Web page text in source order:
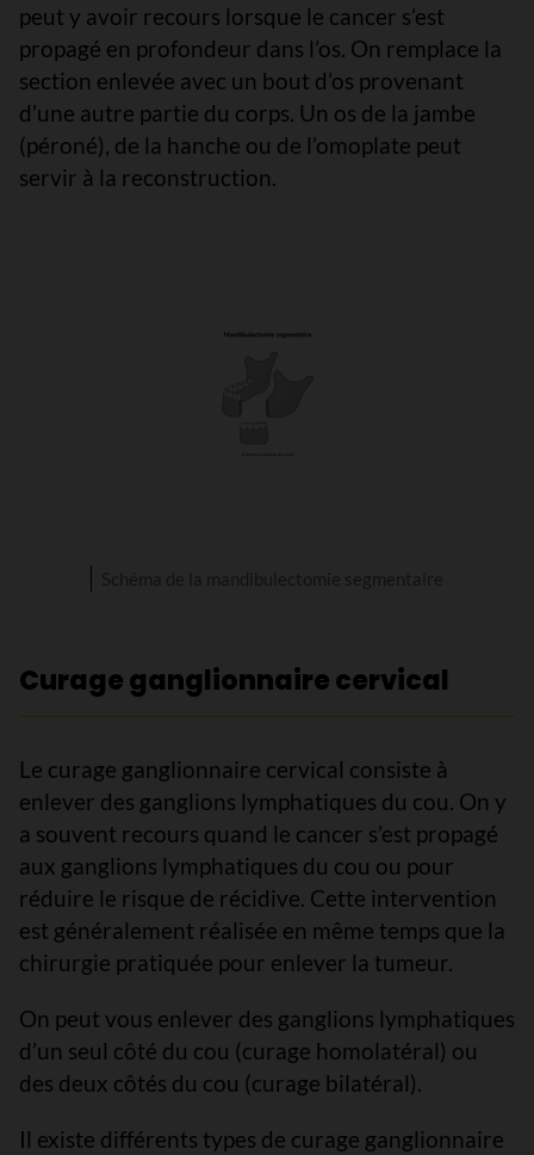
peut y avoir recours lorsque le cancer s’est
propagé en profondeur dans l’os. On remplace la
section enlevée avec un bout d’os provenant
d’une autre partie du corps. Un os de la jambe
(péroné), de la hanche ou de l’omoplate peut
servir à la reconstruction.
Curage ganglionnaire cervical
Le curage ganglionnaire cervical consiste à
enlever des ganglions lymphatiques du cou. On y
a souvent recours quand le cancer s’est propagé
aux ganglions lymphatiques du cou ou pour
réduire le risque de récidive. Cette intervention
est généralement réalisée en même temps que la
chirurgie pratiquée pour enlever la tumeur.
On peut vous enlever des ganglions lymphatiques
d’un seul côté du cou (curage homolatéral) ou
des deux côtés du cou (curage bilatéral).
Il existe différents types de curage ganglionnaire